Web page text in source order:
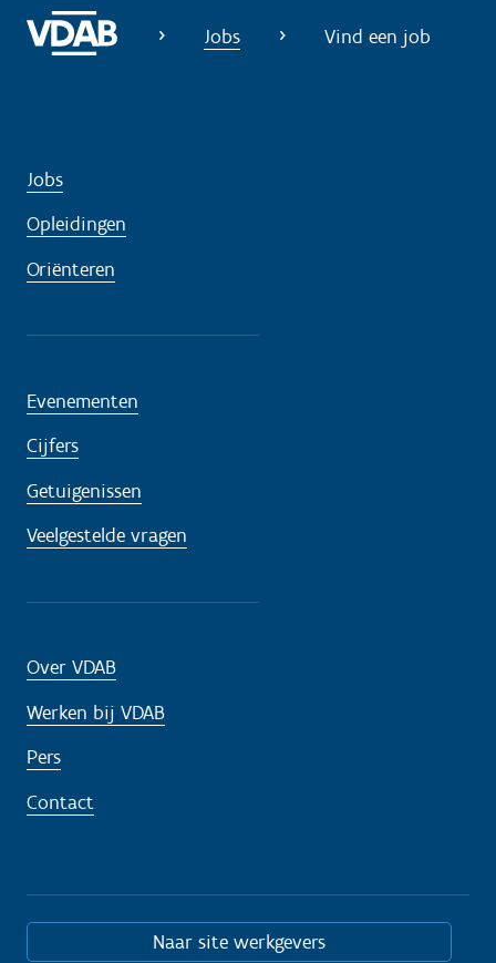
Jobs Vind een job
Jobs
Opleidingen
Oriënteren
Evenementen
Cijfers
Getuigenissen
Veelgestelde vragen
Over VDAB
Werken bij VDAB
Pers
Contact
Naar site werkgevers